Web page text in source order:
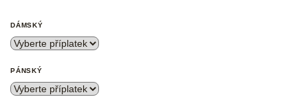
DÁMSKÝ
PÁNSKÝ